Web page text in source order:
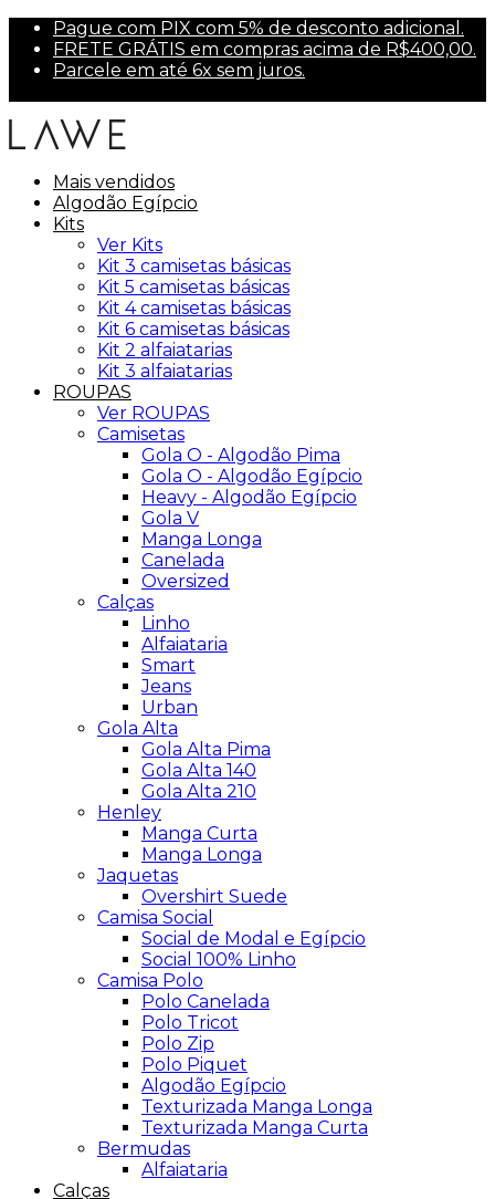
Pague com PIX com 5% de desconto adicional.
FRETE GRÁTIS em compras acima de R$400,00.
Parcele em até 6x sem juros.
Mais vendidos
Algodão Egípcio
Kits
Ver Kits
Kit 3 camisetas básicas
Kit 5 camisetas básicas
Kit 4 camisetas básicas
Kit 6 camisetas básicas
Kit 2 alfaiatarias
Kit 3 alfaiatarias
ROUPAS
Ver ROUPAS
Camisetas
Gola O - Algodão Pima
Gola O - Algodão Egípcio
Heavy - Algodão Egípcio
Gola V
Manga Longa
Canelada
Oversized
Calças
Linho
Alfaiataria
Smart
Jeans
Urban
Gola Alta
Gola Alta Pima
Gola Alta 140
Gola Alta 210
Henley
Manga Curta
Manga Longa
Jaquetas
Overshirt Suede
Camisa Social
Social de Modal e Egípcio
Social 100% Linho
Camisa Polo
Polo Canelada
Polo Tricot
Polo Zip
Polo Piquet
Algodão Egípcio
Texturizada Manga Longa
Texturizada Manga Curta
Bermudas
Alfaiataria
Calças